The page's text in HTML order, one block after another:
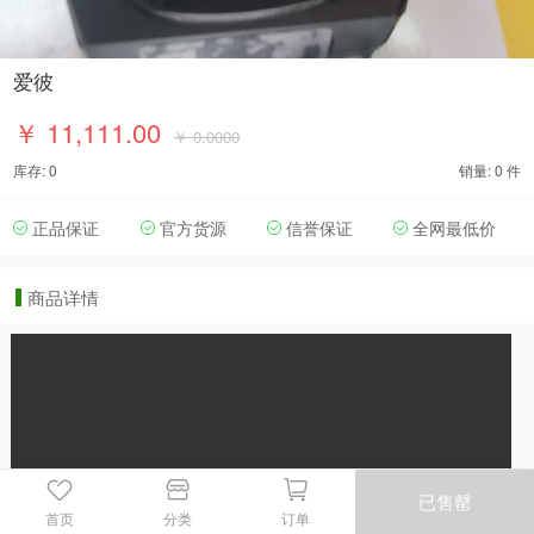
爱彼
￥ 11,111.00 ￥ 0.0000
库存: 0 销量: 0 件
正品保证 官方货源 信誉保证 全网最低价
商品详情
首页 分类 订单
已售罄